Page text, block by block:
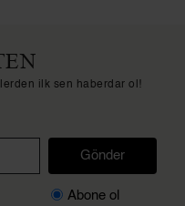
ilk sen haberdar ol!
Gönder
Abone ol